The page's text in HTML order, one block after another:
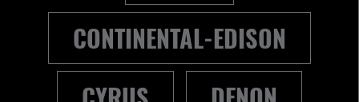
CONTINENTAL-EDISON